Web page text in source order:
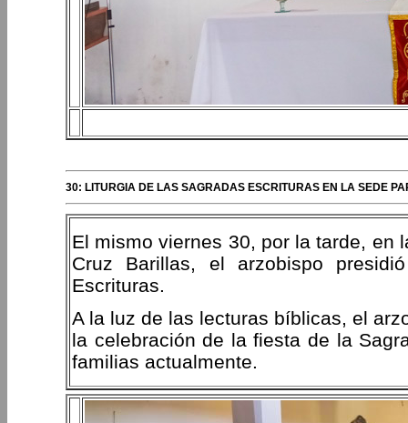
30: LITURGIA DE LAS SAGRADAS ESCRITURAS EN LA SEDE
El mismo viernes 30, por la tarde, en
Cruz Barillas, el arzobispo
Escrituras.
A la luz de las lecturas bíblicas, el
la celebración de la fiesta de la
familias actualmente.